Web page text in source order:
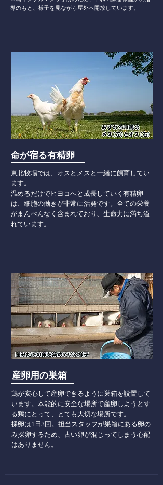
導のもと、様子を見ながら屋外へ開放しています。
命が宿る有精卵
東北牧場では、オスとメスと一緒に飼育してい
ます。
温めるだけでヒヨコへと成長していく有精卵
は、細胞の働きが非常に活発です。全ての栄養
がまんべんなく含まれており、生命力に満ち溢
れています。
産卵用の巣箱
鶏が安心して産卵できるように巣箱を設置して
います。本能的に安全な場所で産卵しようとす
る鶏にとって、とても大切な場所です。
採卵は1日3回。担当スタッフが巣箱にある卵の
み採卵するため、古い卵が混じってしまう心配
はありません。